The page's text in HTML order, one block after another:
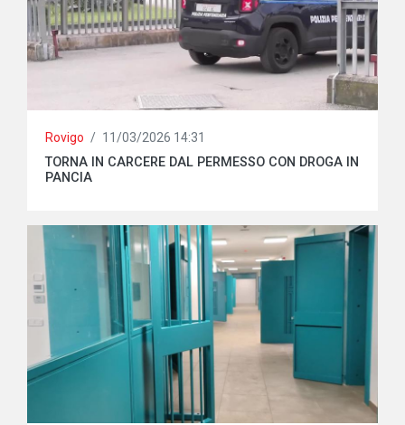
Rovigo / 11/03/2026 14:31
TORNA IN CARCERE DAL PERMESSO CON DROGA IN
PANCIA